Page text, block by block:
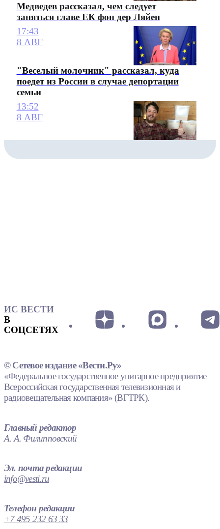
Медведев рассказал, чем следует
заняться главе ЕК фон дер Ляйен
17:43
8 АВГ
"Веселый молочник" рассказал, куда
поедет из России в случае депортации
семьи
13:52
8 АВГ
ИС ВЕСТИ
В
СОЦСЕТЯХ
© Сетевое издание «Вести.Ру»
«Федеральное государственное унитарное предприятие
Всероссийская государственная телевизионная и
радиовещательная компания» (ВГТРК).
Главный редактор
А. А. Филипповский
Эл. почта редакции
info@vesti.ru
Телефон редакции
+7 495 232 63 33